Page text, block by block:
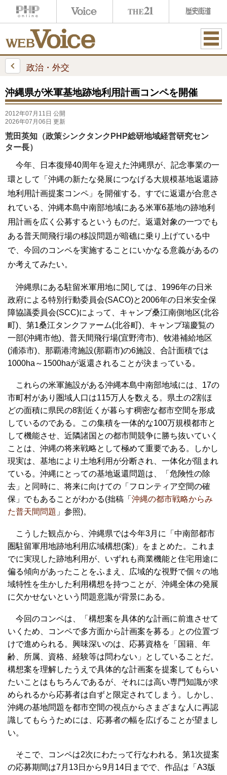
ME
政治・外交
沖縄県が米軍基地跡地利用計画コンペを開催
2012年07月11日 公開
2026年07月06日 更新
荒田英知（政策シンクタンクPHP総研地域経営研究セン
ター長）
今年、日本復帰40周年を迎えた沖縄県が、記念事業の一
環として「沖縄の新たな発展につなげる大規模基地返還跡
地利用計画提案コンペ」を開催する。すでに返還が合意さ
れている、沖縄本島中南部地域にある米軍6基地の跡地利
用計画を広く公募するというものだ。返還対象の一つでも
ある普天間飛行場の移設問題が暗礁に乗り上げている中
で、今回のコンペを実施することにいかなる意義があるの
か考えてみたい。
沖縄県にある駐留米軍用地に関しては、1996年の日米
政府による特別行動委員会(SACO)と2006年の日米安全保
障協議委員会(SCC)によって、キャンプ桑江南側地区(北谷
町)、第1桑江タンクファーム(北谷町)、キャンプ瑞慶覧の
一部(沖縄市他)、普天間飛行場(宜野湾市)、牧港補給地区
(浦添市)、那覇港湾施設(那覇市)の6施設、合計面積では
1000ha～1500haが返還されることが決まっている。
これらの米軍施設がある沖縄本島中南部地域には、17の
市町村があり圏域人口は115万人を数える。県土の2割ほ
どの面積に県民の8割近くが暮らす稠密な都市空間を形成
しているのである。この集積を一体的な100万規模都市と
して機能させ、近隣諸国との都市間競争に勝ち抜いていく
ことは、沖縄の将来戦略として極めて重要である。しかし
現実は、基地により土地利用が分断され、一体化が阻まれ
ている。沖縄にとっての基地返還問題は、「危険性の除
去」と同時に、将来に向けての「フロンティア空間の確
保」でもあることがわかる(拙稿「 沖縄の都市戦略からみ
た普天間問題 」参照)。
こうした観点から、沖縄県では今年3月に「中南部都市
圏駐留軍用地跡地利用広域構想(案)」をまとめた。これま
でに実現した跡地利用が、いずれも商業機能と住宅用途に
偏る傾向があったことをふまえ、広域的な視野で個々の地
域特性を生かした利用構想を持つことが、沖縄全体の発展
に欠かせないという問題意識が背景にある。
今回のコンペは、「構想案を具体的な計画に前進させて
いくため、コンペで多方面から計画案を募る」との位置づ
けで進められる。興味深いのは、応募資格を「国籍、年
齢、所属、資格、経験等は問わない」としていることだ。
構想案を理解したうえで具体的な計画案を提案してもらい
たいことはもちろんであるが、それには高い専門知識が求
められるから応募者は自ずと限定されてしまう。しかし、
沖縄の基地問題を都市空間の視点からさまざまな人に再認
識してもらうためには、応募者の幅を広げることが望まし
い。
そこで、コンペは2次にわたって行なわれる。第1次提案
の応募期間は7月13日から9月14日までで、作品は「A3版